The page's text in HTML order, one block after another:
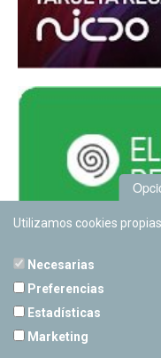
Utilizamos cookies
Necesarias
Preferencias
Estadísticas
Marketing